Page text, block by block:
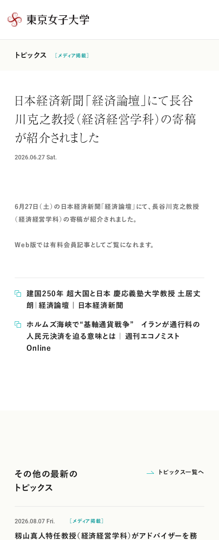
東
トピックス ［メディア掲載］
日本経済新聞「経済論壇」にて長谷
川克之教授（経済経営学科）の寄稿
が紹介されました
2026.06.27Sat.
6月27日（土）の日本経済新聞「経済論壇」にて、長谷川克之教授
（経済経営学科）の寄稿が紹介されました。
Web版では有料会員記事としてご覧になれます。
建国250年 超大国と日本 慶応義塾大学教授 土居丈
朗｜経済論壇 | 日本経済新聞
ホルムズ海峡で“基軸通貨戦争” イランが通行料の
人民元決済を迫る意味とは ｜ 週刊エコノミスト
Online
その他の最新の
トピックス
トピックス一覧へ
2026.08.07 Fri. ［メディア掲載］
籾山真人特任教授（経済経営学科）がアドバイザーを務